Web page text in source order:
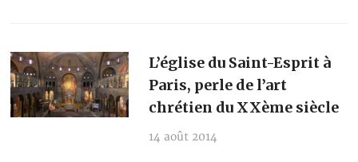
L’église du Saint-Esprit à
Paris, perle de l’art
chrétien du XXème siècle
14 août 2014